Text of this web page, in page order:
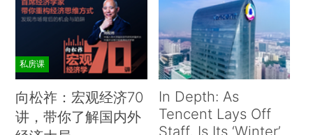
私房课
向松祚：宏观经济70
讲，带你了解国内外
In Depth: As
Tencent Lays Off
Staff, Is Its ‘Winter’